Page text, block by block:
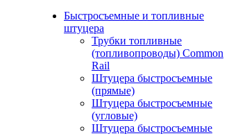
Быстросъемные и топливные
штуцера
Трубки топливные
(топливопроводы) Common
Rail
Штуцера быстросъемные
(прямые)
Штуцера быстросъемные
(угловые)
Штуцера быстросъемные